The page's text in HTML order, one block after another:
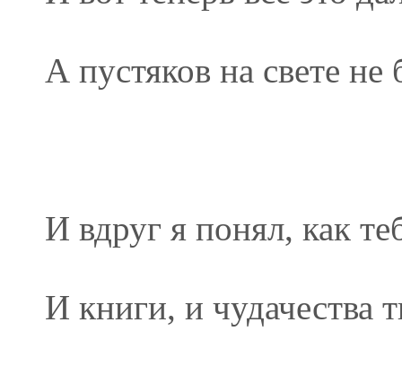
А пустяков на свете не
И вдруг я понял, как
И книги, и чудачества